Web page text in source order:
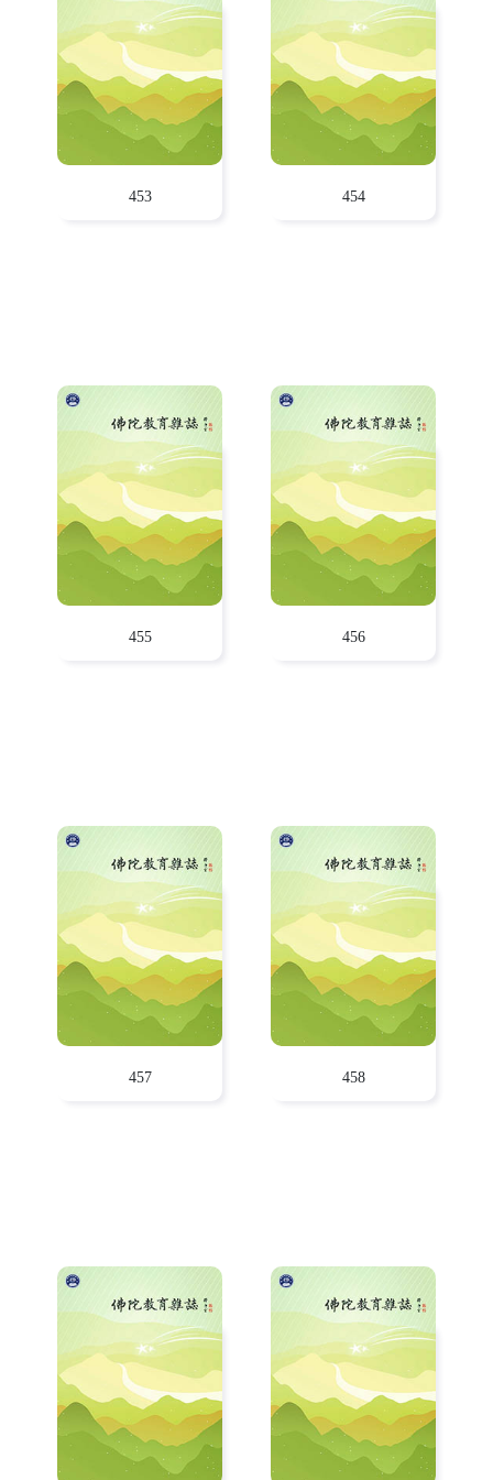
453 454
455 456
457 458